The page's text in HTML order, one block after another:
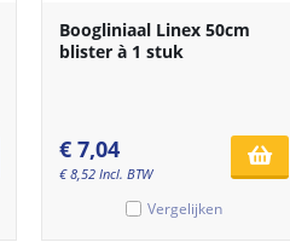
Boogliniaal Linex 50cm
blister à 1 stuk
€ 7,04
€8,52 Incl. BTW
Vergelijken